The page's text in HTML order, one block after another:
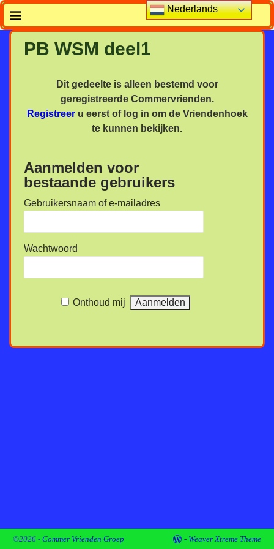
PB WSM deel1
Dit gedeelte is alleen bestemd voor
geregistreerde Commervrienden.
Registreeru eerst of log in om de Vriendenhoek
te kunnen bekijken.
Aanmelden voor
bestaande gebruikers
Gebruikersnaam of e-mailadres
Wachtwoord
Onthoud mij
©2026 - Commer Vrienden Groep - Weaver Xtreme Theme
Nederlands